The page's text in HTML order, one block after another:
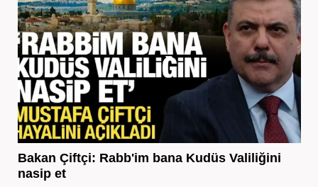
Bakan Çiftçi: Rabb'im bana Kudüs Valiliğini
nasip et